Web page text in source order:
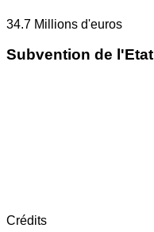
34.7 Millions d'euros
Subvention de l'Etat
Crédits